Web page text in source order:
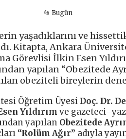
📂 Bugün
yaşadıklarını ve
Kitapta, Ankara
Görevlisi İlkin Esen
yapılan “Obezitede
obeziteli bireylerin
Öğretim ÜyesiDoç. Dr.
Yıldırım ve
yapılan Obezitede
“Rolüm Ağır” adıyla